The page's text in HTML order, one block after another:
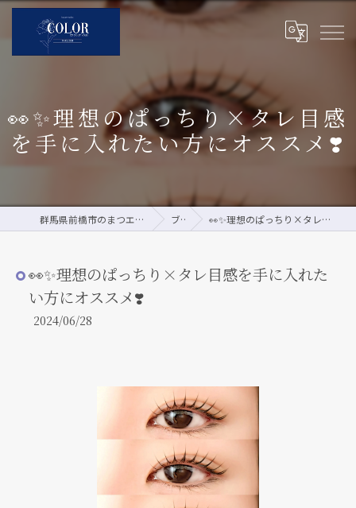
👀✨理想のぱっちり×タレ目感
を手に入れたい方にオススメ❣️
群馬県前橋市のまつエクならCOLOR by pour vous ブログ 👀✨理想のぱっちり×タレ目感を手に入れたい方にオススメ❣️
👀✨理想のぱっちり×タレ目感を手に入れた
い方にオススメ❣️
2024/06/28